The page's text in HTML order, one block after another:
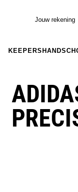
Jouw rekening